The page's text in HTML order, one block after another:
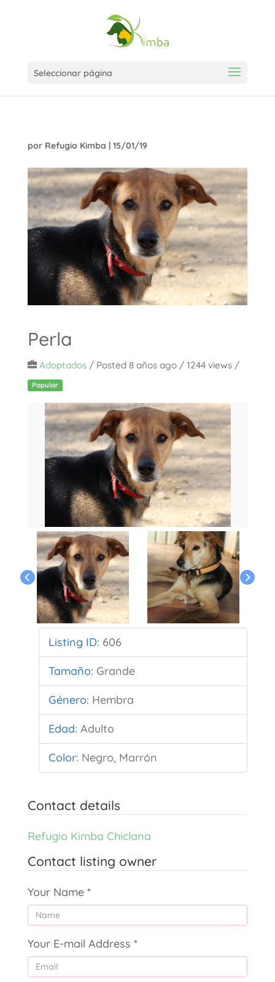
Seleccionar página
por Refugio Kimba | 15/01/19
Perla
Adoptados/ Posted 8 años ago/ 1244 views /
Popular
Listing ID: 606
Tamaño: Grande
Género: Hembra
Edad: Adulto
Color: Negro, Marrón
Contact details
Refugio Kimba Chiclana
Contact listing owner
Your Name *
Your E-mail Address *